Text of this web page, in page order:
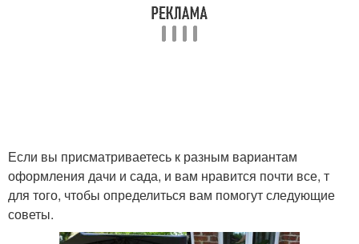
Если вы присматриваетесь к разным вариантам
оформления дачи и сада, и вам нравится почти все, т
для того, чтобы определиться вам помогут следующие
советы.